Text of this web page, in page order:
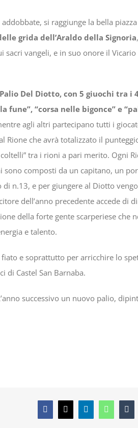
si raggiunge la bella piazza
grida dell’Araldo della Signoria
sacri vangeli, e in suo onore il Vicario
Del Diotto, con 5 giuochi tra i
“corsa nelle bigonce” e
agli altri partecipano tutti i
Rione che avrà totalizzato il
tra i rioni a pari merito. Ogni
composti da un capitano, un
n.13, e per giungere al Diotto
dell’anno precedente accede di
della forte gente scarperiese che
e talento.
e soprattutto per arricchire lo
di Castel San Barnaba.
successivo un nuovo palio,
Facebook
X LinkedInWhatsApp